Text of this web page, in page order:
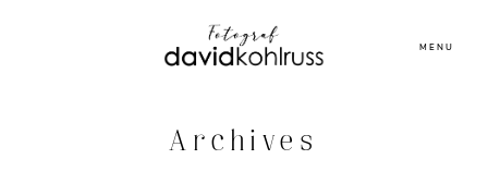
MENU
Archives